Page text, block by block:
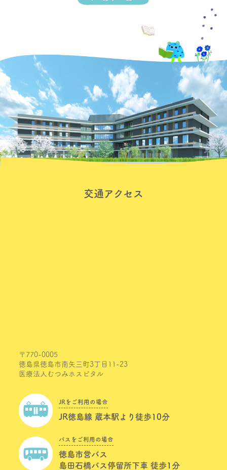
交通アクセス
〒770-0005
徳島県徳島市南矢三町3丁目11-23
医療法人むつみホスピタル
JRをご利用の場合
JR徳島線 蔵本駅より徒歩10分
バスをご利用の場合
徳島市営バス
島田石橋バス停留所下車 徒歩1分